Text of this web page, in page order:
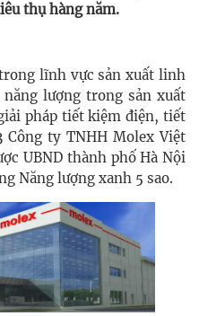
thụ hàng năm.
lĩnh vực sản xuất linh
lượng trong sản xuất
pháp tiết kiệm điện, tiết
Công ty TNHH Molex Việt
UBND thành phố Hà Nội
Năng lượng xanh 5 sao.